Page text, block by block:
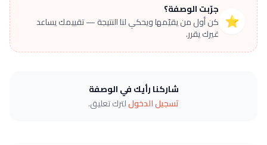
⭐
جرّبت الوصفة؟
كن أول من يقيّمها ويحكي لنا النتيجة — تقييمك يساعد
غيرك يقرر.
شاركنا رأيك في الوصفة
تسجيل الدخوللترك تعليق.